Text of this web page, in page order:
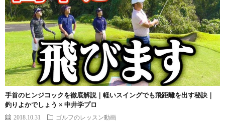
手首のヒンジコックを徹底解説｜軽いスイングでも飛距離を出す秘訣｜
釣りよかでしょう × 中井学プロ
2018.10.31 ゴルフのレッスン動画